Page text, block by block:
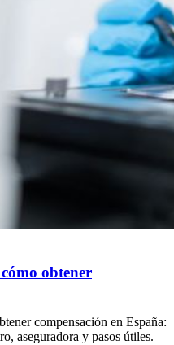
obtener
compensación en España:
aseguradora y pasos útiles.